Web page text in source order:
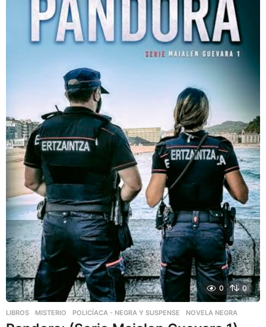
0 0
LIBROS ,MISTERIO ,POLICÍACA - NEGRA Y SUSPENSE NOVELA NEGRA